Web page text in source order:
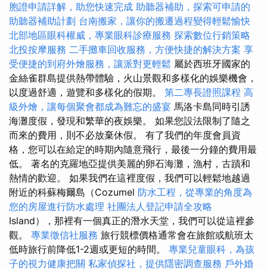
胞證申請詳解，助您快速完成 助聽器補助，探索可申請的
助聽器補助計劃 台南搬家，讓你的搬遷過程變得輕鬆愉快
北部地區眼科權威，專業眼科診療服務 探索數位行銷策略
北投按摩服務 二手攤車回收服務，方便快捷的解決方案 享
受便捷的到府外燴服務，讓派對更輕鬆 屬於西班牙國家的
金絲雀群島提供熱帶體驗，火山景觀和多樣化的娛樂機會，
以度過舒適，遊覽和多樣化的假期。 第二專長證照課程 高
級外燴，讓每個聚會都成為難忘的盛宴 馬洛卡島同時引誘
海灘度假，發現和繁華的夜娛樂。 如果您設法限制了隨之
而來的費用，則不必放棄休假。 有了我們的年度會員資
格，您可以在給定的時期內隨意飛行，最後一分鐘的費用最
低。 著名的克羅地亞提供美麗的卵石海灘，漁村，古蹟和
熱情的歡迎。 如果我們在這裡度假，我們可以輕鬆地越過
附近的科蘇梅爾島（Cozumel 防水工程，從專業的角度為
您的房屋進行防水處理 社團法人登記申請全攻略
Island），那裡有一個真正的潛水天堂，我們可以從這裡參
觀。 專業徵信社服務 旅行競標價格通常會在旅館或航班太
低時旅行前降低1-2週或更短的時間。 專業兒童眼科，為孩
子的視力健康把關 私家偵探社，提供隱密調查服務 戶外婚